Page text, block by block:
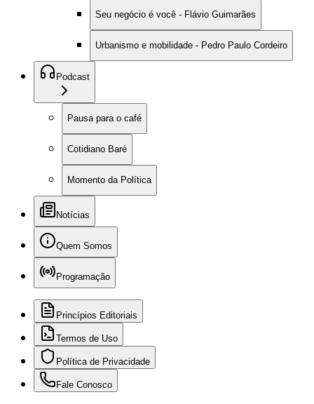
Seu negócio é você - Flávio Guimarães
Urbanismo e mobilidade - Pedro Paulo Cordeiro
Podcast
Pausa para o café
Cotidiano Baré
Momento da Política
Notícias
Quem Somos
Programação
Princípios Editoriais
Termos de Uso
Política de Privacidade
Fale Conosco